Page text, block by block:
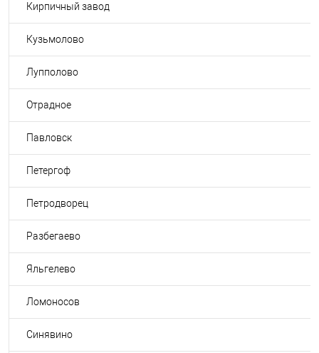
Кирпичный завод
Кузьмолово
Лупполово
Отрадное
Павловск
Петергоф
Петродворец
Разбегаево
Яльгелево
Ломоносов
Синявино